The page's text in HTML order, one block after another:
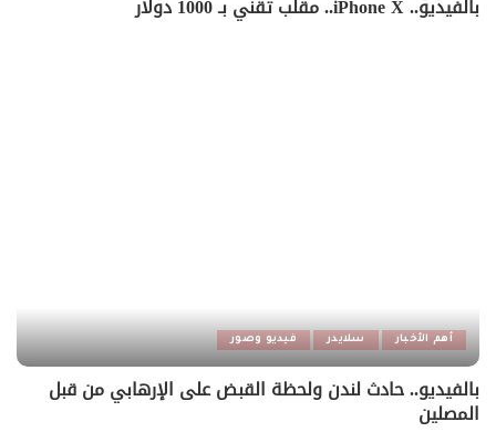
بالفيديو.. iPhone X.. مقلب تقني بـ 1000 دولار
أهم الأخبار سلايدر فيديو وصور
بالفيديو.. حادث لندن ولحظة القبض على الإرهابي من قبل
المصلين